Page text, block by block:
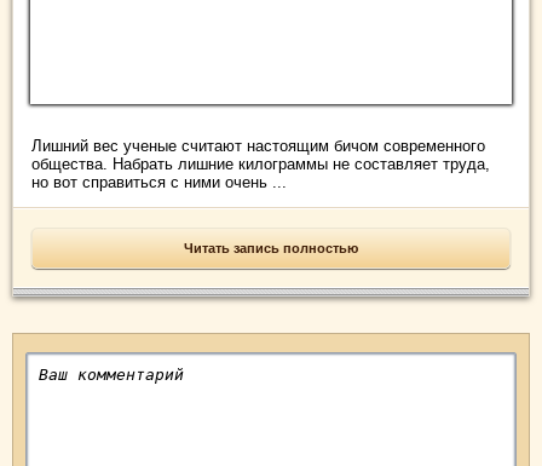
Лишний вес ученые считают настоящим бичом современного
общества. Набрать лишние килограммы не составляет труда,
но вот справиться с ними очень ...
Читать запись полностью